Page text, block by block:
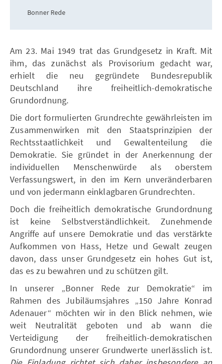
Bonner Rede
Am 23. Mai 1949 trat das Grundgesetz in Kraft. Mit
ihm, das zunächst als Provisorium gedacht war,
erhielt die neu gegründete Bundesrepublik
Deutschland ihre freiheitlich-demokratische
Grundordnung.
Die dort formulierten Grundrechte gewährleisten im
Zusammenwirken mit den Staatsprinzipien der
Rechtsstaatlichkeit und Gewaltenteilung die
Demokratie. Sie gründet in der Anerkennung der
individuellen Menschenwürde als oberstem
Verfassungswert, in den im Kern unveränderbaren
und von jedermann einklagbaren Grundrechten.
Doch die freiheitlich demokratische Grundordnung
ist keine Selbstverständlichkeit. Zunehmende
Angriffe auf unsere Demokratie und das verstärkte
Aufkommen von Hass, Hetze und Gewalt zeugen
davon, dass unser Grundgesetz ein hohes Gut ist,
das es zu bewahren und zu schützen gilt.
In unserer „Bonner Rede zur Demokratie“ im
Rahmen des Jubiläumsjahres „150 Jahre Konrad
Adenauer“ möchten wir in den Blick nehmen, wie
weit Neutralität geboten und ab wann die
Verteidigung der freiheitlich-demokratischen
Grundordnung unserer Grundwerte unerlässlich ist.